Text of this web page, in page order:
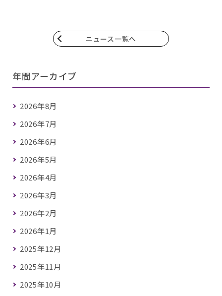
ニュース一覧へ
年間アーカイブ
2026年8月
2026年7月
2026年6月
2026年5月
2026年4月
2026年3月
2026年2月
2026年1月
2025年12月
2025年11月
2025年10月